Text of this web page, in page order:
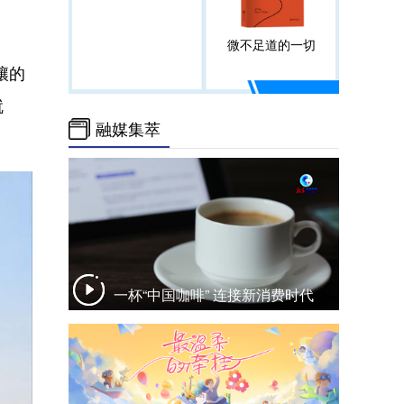
的
微不足道的一切
融媒集萃
一杯“中国咖啡” 连接新消费时代